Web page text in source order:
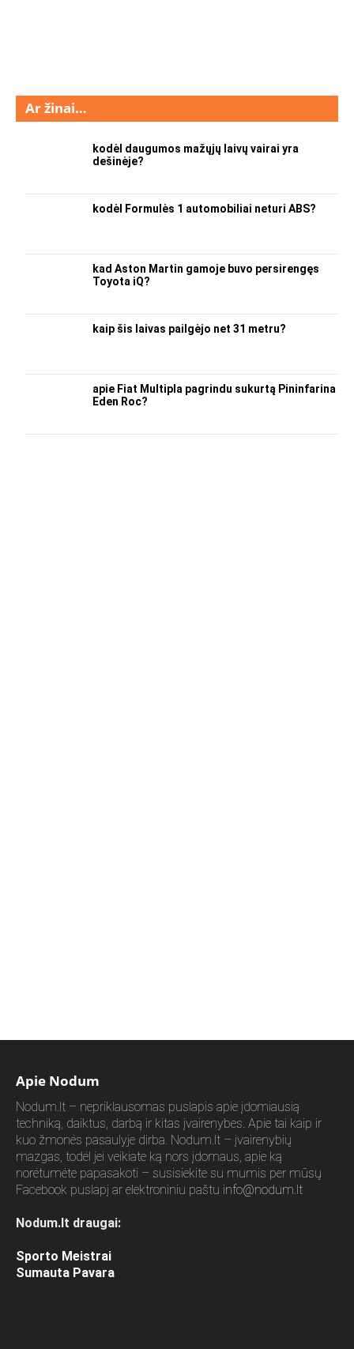
Ar žinai…
kodėl daugumos mažųjų laivų vairai yra
dešinėje?
kodėl Formulės 1 automobiliai neturi ABS?
kad Aston Martin gamoje buvo persirengęs
Toyota iQ?
kaip šis laivas pailgėjo net 31 metru?
apie Fiat Multipla pagrindu sukurtą Pininfarina
Eden Roc?
Apie Nodum
Nodum.lt – nepriklausomas puslapis apie įdomiausią
techniką, daiktus, darbą ir kitas įvairenybes. Apie tai kaip ir
kuo žmonės pasaulyje dirba. Nodum.lt – įvairenybių
mazgas, todėl jei veikiate ką nors įdomaus, apie ką
norėtumėte papasakoti – susisiekite su mumis per mūsų
Facebook puslapį ar elektroniniu paštu info@nodum.lt
Nodum.lt draugai:
Sporto Meistrai
Sumauta Pavara